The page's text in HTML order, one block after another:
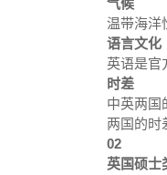
温带海洋
语言文化
英语是官
时差
中英两国
两国的时
02
英国硕士